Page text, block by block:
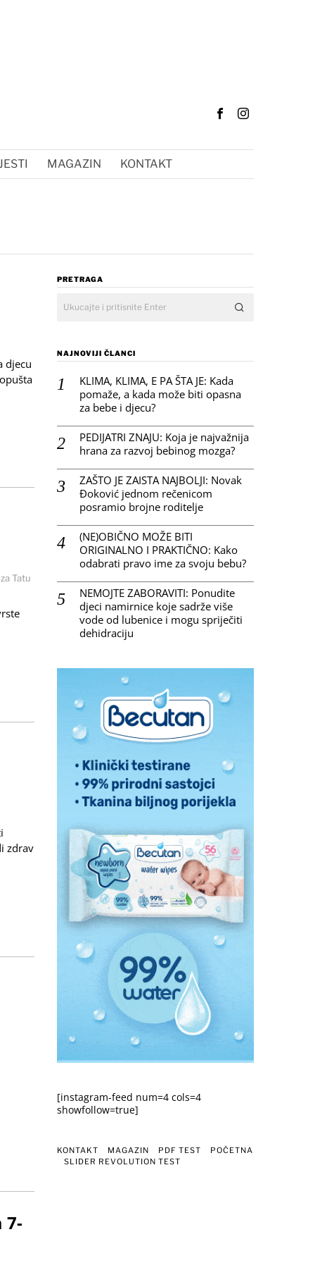
MAGAZIN KONTAKT
djecu
Tatu
zdrav
7-
PRETRAGA
NAJNOVIJI ČLANCI
KLIMA, KLIMA, E PA ŠTA JE: Kada
pomaže, a kada može biti opasna
za bebe i djecu?
PEDIJATRI ZNAJU: Koja je najvažnija
hrana za razvoj bebinog mozga?
ZAŠTO JE ZAISTA NAJBOLJI: Novak
Đoković jednom rečenicom
posramio brojne roditelje
(NE)OBIČNO MOŽE BITI
ORIGINALNO I PRAKTIČNO: Kako
odabrati pravo ime za svoju bebu?
NEMOJTE ZABORAVITI: Ponudite
djeci namirnice koje sadrže više
vode od lubenice i mogu spriječiti
dehidraciju
[instagram-feed num=4 cols=4
showfollow=true]
KONTAKT MAGAZIN PDF TEST
POČETNA
SLIDER REVOLUTION TEST